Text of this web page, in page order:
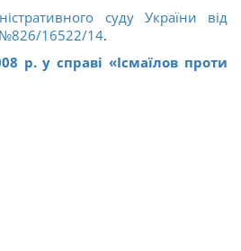
суду України від
№826/16522/14.
р. у справі «Ісмаїлов проти